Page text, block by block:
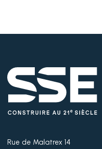
Rue de Malatrex 14